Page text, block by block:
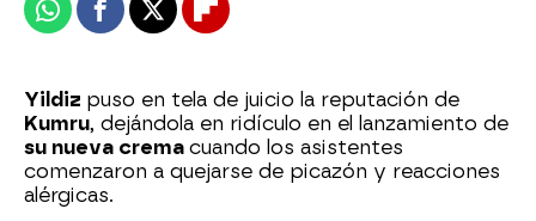
WhatsappFacebook
X Flipboard
Yildiz puso en tela de juicio la reputación de
Kumru, dejándola en ridículo en el lanzamiento de
su nueva crema cuando los asistentes
comenzaron a quejarse de picazón y reacciones
alérgicas.